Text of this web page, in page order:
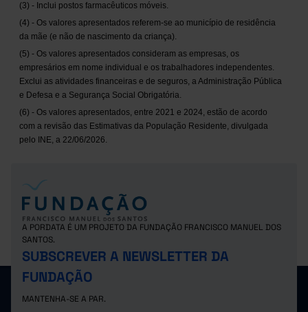
(3) - Inclui postos farmacêuticos móveis.
(4) - Os valores apresentados referem-se ao município de residência
da mãe (e não de nascimento da criança).
(5) - Os valores apresentados consideram as empresas, os
empresários em nome individual e os trabalhadores independentes.
Exclui as atividades financeiras e de seguros, a Administração Pública
e Defesa e a Segurança Social Obrigatória.
(6) - Os valores apresentados, entre 2021 e 2024, estão de acordo
com a revisão das Estimativas da População Residente, divulgada
pelo INE, a 22/06/2026.
A PORDATA É UM PROJETO DA FUNDAÇÃO FRANCISCO MANUEL DOS
SANTOS.
SUBSCREVER A NEWSLETTER DA
FUNDAÇÃO
MANTENHA-SE A PAR.